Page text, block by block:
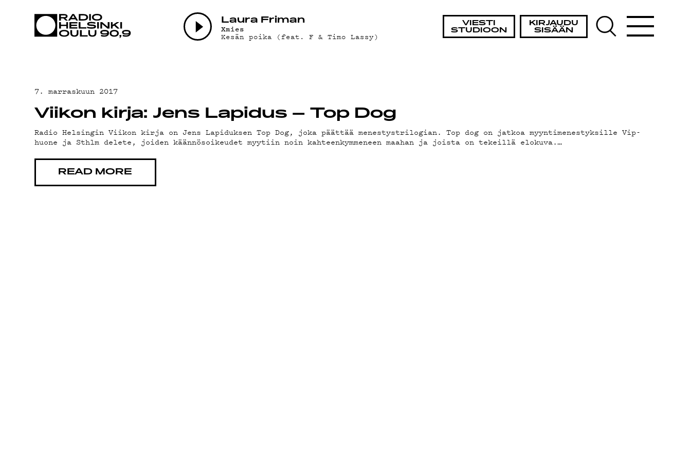
VIESTI
STUDIOON
KIRJAUDU
SISÄÄN
Laura Friman
Xmies
Kesän poika (feat. F & Timo Lassy)
AJANKOHTAISTA
TEKIJÄT
ON-DEMAND
PODCAST
7. marraskuun 2017
Viikon kirja: Jens Lapidus – Top Dog
Radio Helsingin Viikon kirja on Jens Lapiduksen Top Dog, joka päättää menestystrilogian. Top dog on jatkoa myyntimenestyksille Vip-
huone ja Sthlm delete, joiden käännösoikeudet myytiin noin kahteenkymmeneen maahan ja joista on tekeillä elokuva.…
READ MORE